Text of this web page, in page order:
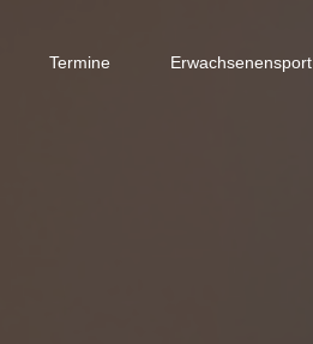
Termine Erwachsenensport